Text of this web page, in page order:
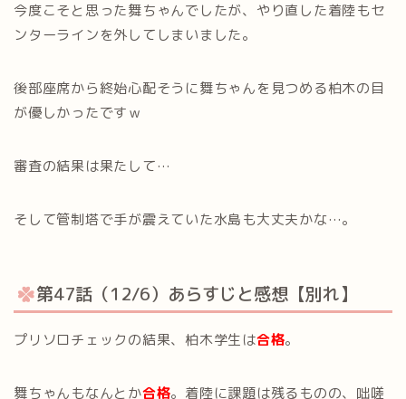
今度こそと思った舞ちゃんでしたが、やり直した着陸もセ
ンターラインを外してしまいました。
後部座席から終始心配そうに舞ちゃんを見つめる柏木の目
が優しかったですｗ
審査の結果は果たして…
そして管制塔で手が震えていた水島も大丈夫かな…。
第47話（12/6）あらすじと感想【別れ】
プリソロチェックの結果、柏木学生は合格。
舞ちゃんもなんとか合格。着陸に課題は残るものの、咄嗟